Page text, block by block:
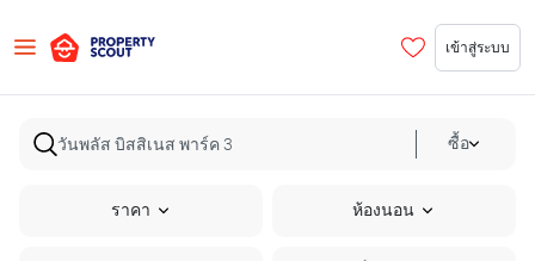
เข้าสู่ระบบ
ซื้อ
ราคา ห้องนอน